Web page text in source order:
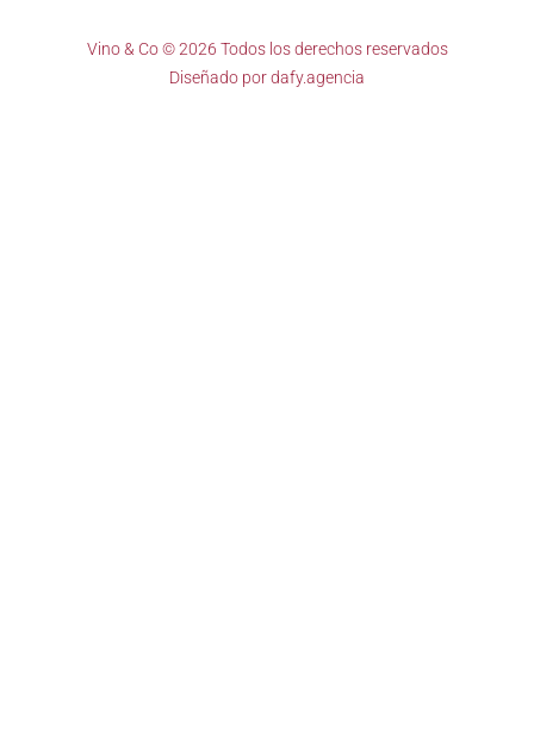
Vino & Co © 2026 Todos los derechos reservados
Diseñado pordafy.agencia